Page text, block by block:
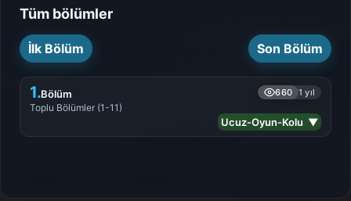
Tüm bölümler
İlk Bölüm Son Bölüm
1.Bölüm 660 1 yıl
Toplu Bölümler (1-11)
Ucuz-Oyun-Kolu ▼